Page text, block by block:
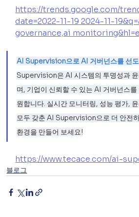
https://trends.google.com/
date=2022-11-19 2024-11-
governance,ai
AI Supervision으로 AI 거버넌스를 선
Supervision은 AI 시스템의 투명성과
며, 기업이 신뢰할 수 있는 AI 거버넌스를
원합니다. 실시간 모니터링, 성능 평가,
모두 갖춘 AI Supervision으로 더 안전
환경을 만들어 보세요!
https://www.tecace.com/ai-
블로그